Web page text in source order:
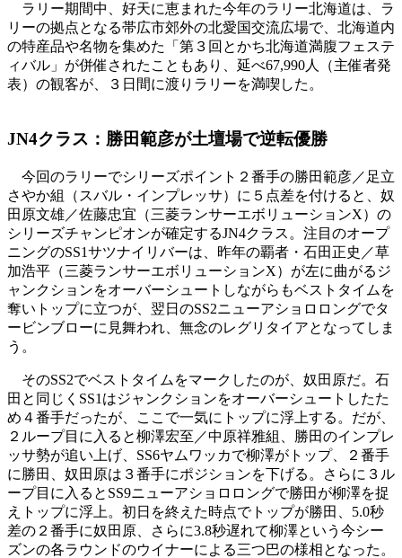
ラリー期間中、好天に恵まれた今年のラリー北海道は、ラ
リーの拠点となる帯広市郊外の北愛国交流広場で、北海道内
の特産品や名物を集めた「第３回とかち北海道満腹フェステ
ィバル」が併催されたこともあり、延べ67,990人（主催者発
表）の観客が、３日間に渡りラリーを満喫した。
JN4クラス：勝田範彦が土壇場で逆転優勝
今回のラリーでシリーズポイント２番手の勝田範彦／足立
さやか組（スバル・インプレッサ）に５点差を付けると、奴
田原文雄／佐藤忠宜（三菱ランサーエボリューションX）の
シリーズチャンピオンが確定するJN4クラス。注目のオープ
ニングのSS1サツナイリバーは、昨年の覇者・石田正史／草
加浩平（三菱ランサーエボリューションX）が左に曲がるジ
ャンクションをオーバーシュートしながらもベストタイムを
奪いトップに立つが、翌日のSS2ニューアショロロングでタ
ービンブローに見舞われ、無念のレグリタイアとなってしま
う。
そのSS2でベストタイムをマークしたのが、奴田原だ。石
田と同じくSS1はジャンクションをオーバーシュートしたた
め４番手だったが、ここで一気にトップに浮上する。だが、
２ループ目に入ると柳澤宏至／中原祥雅組、勝田のインプレ
ッサ勢が追い上げ、SS6ヤムワッカで柳澤がトップ、２番手
に勝田、奴田原は３番手にポジションを下げる。さらに３ル
ープ目に入るとSS9ニューアショロロングで勝田が柳澤を捉
えトップに浮上。初日を終えた時点でトップが勝田、5.0秒
差の２番手に奴田原、さらに3.8秒遅れて柳澤という今シー
ズンの各ラウンドのウイナーによる三つ巴の様相となった。